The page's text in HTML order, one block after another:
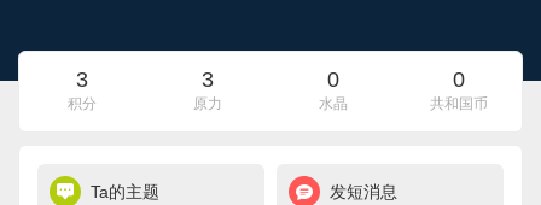
3
积分
3
原力
0
水晶
0
共和国币
Ta的主题 发短消息